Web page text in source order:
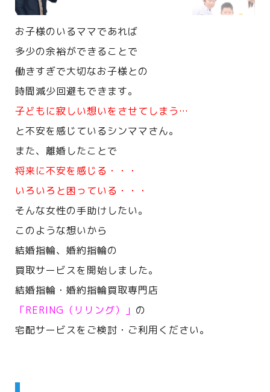
お子様のいるママであれば
多少の余裕ができることで
働きすぎで大切なお子様との
時間減少回避もできます。
子どもに寂しい想いをさせてしまう…
と不安を感じているシンママさん。
また、離婚したことで
将来に不安を感じる・・・
いろいろと困っている・・・
そんな女性の手助けしたい。
このような想いから
結婚指輪、婚約指輪の
買取サービスを開始しました。
結婚指輪・婚約指輪買取専門店
「RERING（リリング）」 の
宅配サービスをご検討・ご利用ください。